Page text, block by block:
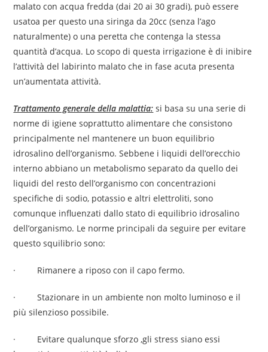
malato con acqua fredda (dai 20 ai 30 gradi), può essere
usatoa per questo una siringa da 20cc (senza l’ago
naturalmente) o una peretta che contenga la stessa
quantità d’acqua. Lo scopo di questa irrigazione è di inibire
l’attività del labirinto malato che in fase acuta presenta
un’aumentata attività.
Trattamento generale della malattia: si basa su una serie di
norme di igiene soprattutto alimentare che consistono
principalmente nel mantenere un buon equilibrio
idrosalino dell’organismo. Sebbene i liquidi dell’orecchio
interno abbiano un metabolismo separato da quello dei
liquidi del resto dell’organismo con concentrazioni
specifiche di sodio, potassio e altri elettroliti, sono
comunque influenzati dallo stato di equilibrio idrosalino
dell’organismo. Le norme principali da seguire per evitare
questo squilibrio sono:
· Rimanere a riposo con il capo fermo.
· Stazionare in un ambiente non molto luminoso e il
più silenzioso possibile.
· Evitare qualunque sforzo ,gli stress siano essi